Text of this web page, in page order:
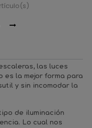
, las luces
es la mejor forma para
y sin incomodar la
de iluminación
. Lo cual nos